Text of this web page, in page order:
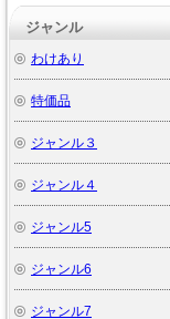
ジャンル
わけあり
特価品
ジャンル３
ジャンル４
ジャンル5
ジャンル6
ジャンル7